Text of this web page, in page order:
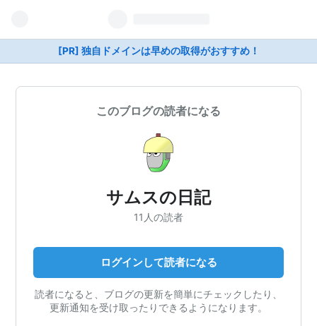
[PR] 独自ドメインは早めの取得がおすすめ！
このブログの読者になる
サムスの日記
11人の読者
ログインして読者になる
読者になると、ブログの更新を簡単にチェックしたり、
更新通知を受け取ったりできるようになります。